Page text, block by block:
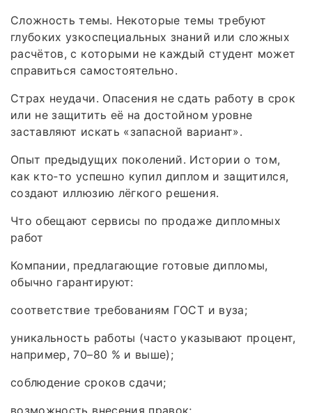
Сложность темы. Некоторые темы требуют
глубоких узкоспециальных знаний или сложных
расчётов, с которыми не каждый студент может
справиться самостоятельно.
Страх неудачи. Опасения не сдать работу в срок
или не защитить её на достойном уровне
заставляют искать «запасной вариант».
Опыт предыдущих поколений. Истории о том,
как кто‑то успешно купил диплом и защитился,
создают иллюзию лёгкого решения.
Что обещают сервисы по продаже дипломных
работ
Компании, предлагающие готовые дипломы,
обычно гарантируют:
соответствие требованиям ГОСТ и вуза;
уникальность работы (часто указывают процент,
например, 70–80 % и выше);
соблюдение сроков сдачи;
возможность внесения правок;